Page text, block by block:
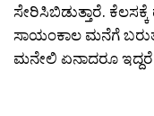
ಸೇರಿಸಿಬಿಡುತ್ತಾರೆ.
ಸಾಯಂಕಾಲ ಮನೆಗೆ
ಮನೇಲಿ ಏನಾದರೂ ಇದ್ದರೆ